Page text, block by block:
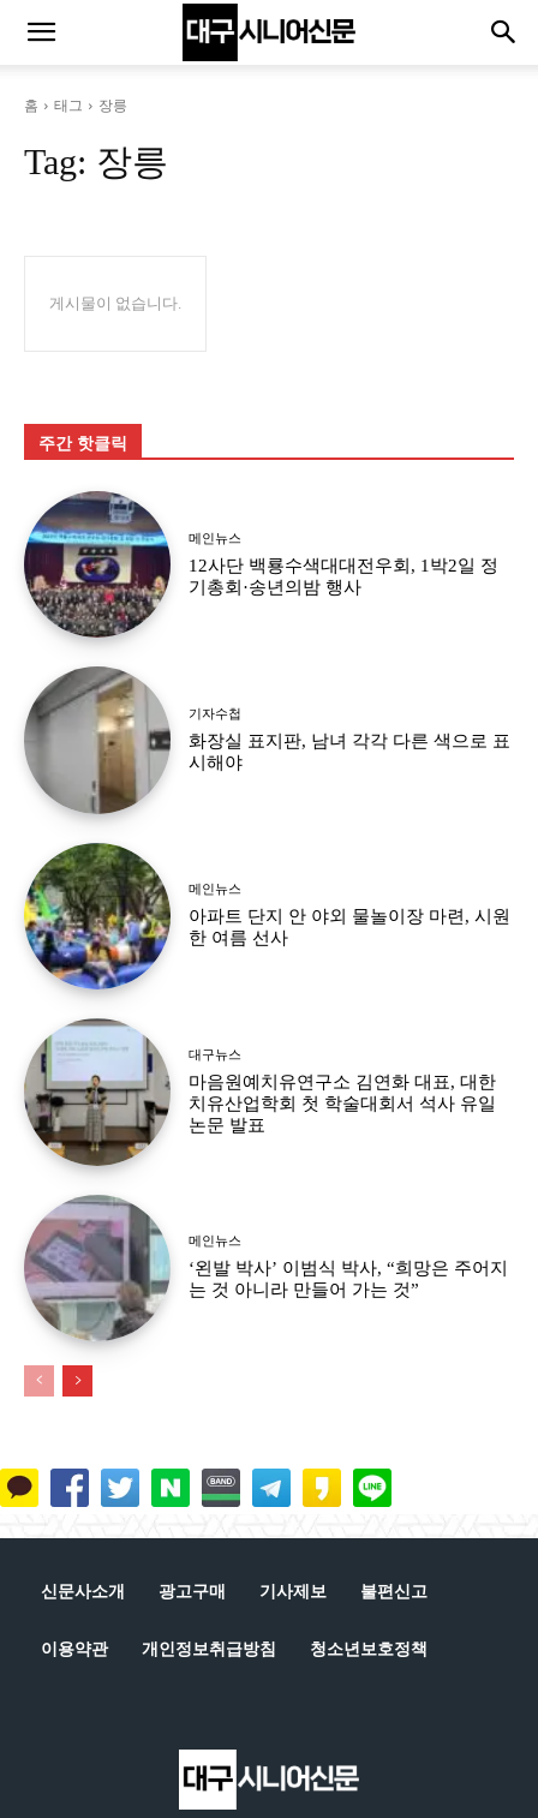
홈 태그 장릉
Tag: 장릉
게시물이 없습니다.
주간 핫클릭
메인뉴스
12사단 백룡수색대대전우회, 1박2일 정
기총회·송년의밤 행사
기자수첩
화장실 표지판, 남녀 각각 다른 색으로 표
시해야
메인뉴스
아파트 단지 안 야외 물놀이장 마련, 시원
한 여름 선사
대구뉴스
마음원예치유연구소 김연화 대표, 대한
치유산업학회 첫 학술대회서 석사 유일
논문 발표
메인뉴스
‘왼발 박사’ 이범식 박사, “희망은 주어지
는 것 아니라 만들어 가는 것”
신문사소개 광고구매 기사제보 불편신고
이용약관 개인정보취급방침 청소년보호정책